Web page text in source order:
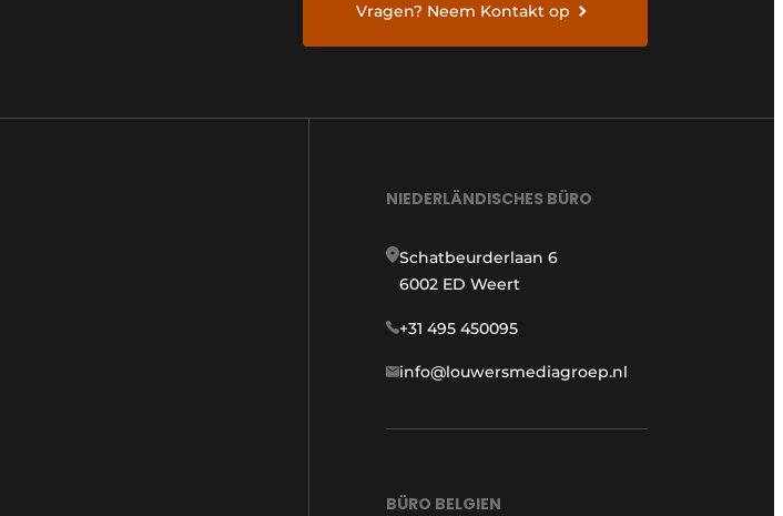
Vragen? Neem Kontakt op
NIEDERLÄNDISCHES BÜRO
Schatbeurderlaan 6
6002 ED Weert
+31 495 450095
info@louwersmediagroep.nl
BÜRO BELGIEN